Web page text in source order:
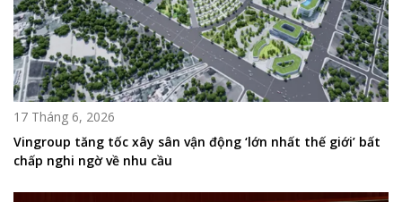
17 Tháng 6, 2026
Vingroup tăng tốc xây sân vận động ‘lớn nhất thế giới’ bất
chấp nghi ngờ về nhu cầu